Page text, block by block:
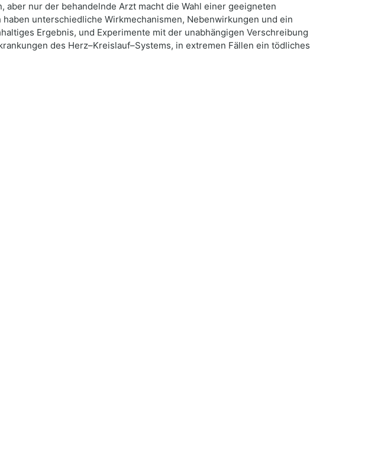
nur der behandelnde Arzt macht die Wahl einer geeigneten
unterschiedliche Wirkmechanismen, Nebenwirkungen und ein
Ergebnis, und Experimente mit der unabhängigen Verschreibung
des Herz–Kreislauf–Systems, in extremen Fällen ein tödliches